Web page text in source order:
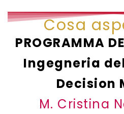
Cosa
PROGRAMMA
Ingegneria
Decision
M. Cristina